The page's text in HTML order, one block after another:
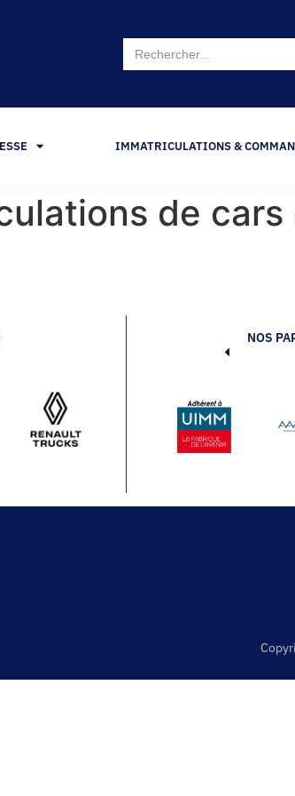
Search
for:
IMMATRICULATIONS &
de
NOS